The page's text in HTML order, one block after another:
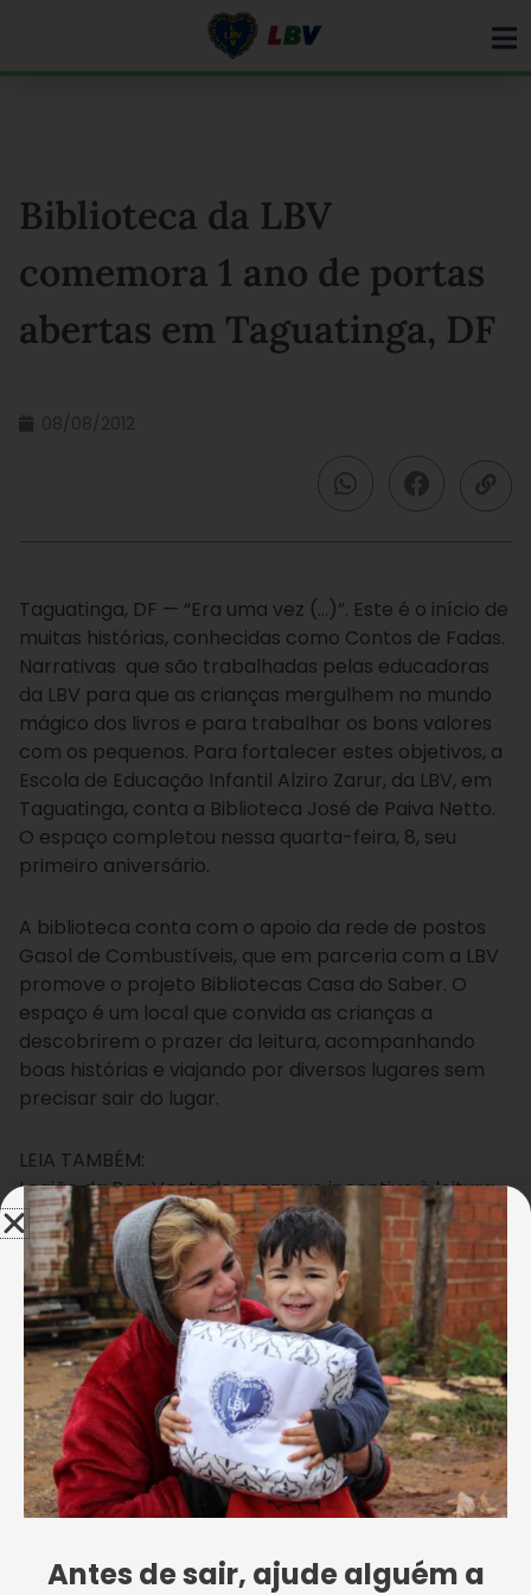
Biblioteca da LBV
comemora 1 ano de portas
abertas em Taguatinga, DF
08/08/2012
Taguatinga, DF — “Era uma vez (…)”. Este é o início de
muitas histórias, conhecidas como Contos de Fadas.
Narrativas que são trabalhadas pelas educadoras
da LBV para que as crianças mergulhem no mundo
mágico dos livros e para trabalhar os bons valores
com os pequenos. Para fortalecer estes objetivos, a
Escola de Educação Infantil Alziro Zarur, da LBV, em
Taguatinga, conta a Biblioteca José de Paiva Netto.
O espaço completou nessa quarta-feira, 8, seu
primeiro aniversário.
A biblioteca conta com o apoio da rede de postos
Gasol de Combustíveis, que em parceria com a LBV
promove o projeto Bibliotecas Casa do Saber. O
espaço é um local que convida as crianças a
descobrirem o prazer da leitura, acompanhando
boas histórias e viajando por diversos lugares sem
precisar sair do lugar.
LEIA TAMBÉM:
Legião da Boa Vontade promove incentivo à leitura
desde a mais tenra idade
Em Taguatinga, a Escola da LBV atende crianças de 2
a 5 anos que estão na Educação Infantil. Para os
pequenos, a escrita ainda é apenas um conjunto de
marcas em folhas de papel. Contudo, por meio da
contadora de histórias da LBV Jeanine Araujo essas
marcas ganham vida. “Nas histórias as crianças têm,
tanto a vivência do que elas já têm contato, quanto
com o imaginário, para construírem os conceitos de
matemática, português, relacionamento,
Antes de sair, ajude alguém a